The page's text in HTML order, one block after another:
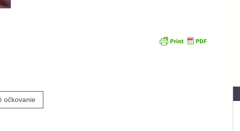
očkovanie